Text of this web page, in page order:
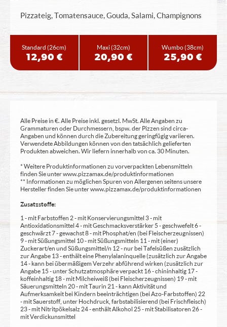
Pizzateig, Tomatensauce, Gouda, Salami, Champignons
Standard(26cm)
12,90 €
Maxi(32cm)
20,90 €
Wumbo(38cm)
25,90 €
Alle Preise in €. Alle Preise inkl. gesetzl. MwSt. Alle Angaben zu
Grammaturen oder Durchmessern, bspw. der Pizzen sind circa-
Angaben und können durch die Zubereitung geringfügig variieren.
Verwendete Abbildungen können von den tatsächlich gelieferten
Produkten abweichen. Wir liefern innerhalb von ca. 30 Minuten.
* Weitere Produktinformationen zu vorverpackten Lebensmitteln
finden Sie unter www.pizzamax.de/produktinformationen
** Informationen zu möglichen Spuren von Allergenen seitens unsere
Hersteller finden Sie unter www.pizzamax.de/produktinformationen
Zusatzstoffe:
1 - mit Farbstoffen 2 - mit Konservierungsmittel 3 - mit
Antioxidationsmittel 4 - mit Geschmacksverstärker 5 - geschwefelt 6 -
geschwärzt 7 - gewachst 8 - mit Phosphat/en (bei Fleischerzeugnissen)
9 - mit Süßungsmittel 10 - mit Süßungsmitteln 11 - mit (einer)
Zuckerart/en und Süßungsmittel/n 12 - nur bei Tafelsüßen zusätzlich
zur Angabe 13 - enthält eine Phenylalaninquelle (zusätzlich zur Angabe
14 - kann bei übermäßigem Verzehr abführend wirken (zusätzlich zur
Angabe 15 - unter Schutzatmosphäre verpackt 16 - chininhaltig 17 -
koffeinhaltig 18 - mit Milcheiweiß (bei Fleischerzeugnissen) 19 - mit
Säuerungsmitteln 20 - mit Taurin 21 - kann Aktivität und
Aufmerksamkeit bei Kindern beeinträchtigen (bei Azo-Farbstoffen) 22
- mit Sauerstoff, unter Hochdruck, farbstabilisierend (bei Frischfleisch)
23 - mit Nitritpökelsalz 24 - enthält Alkohol 25 - mit Stabilisatoren 26 -
mit Verdickunsmittel